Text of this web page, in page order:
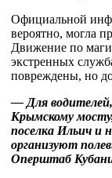
Официальной
вероятно, могла
Движение по
экстренных
повреждены, но
— Для
Крымскому
поселка Ильич и
организуют
Оперштаб